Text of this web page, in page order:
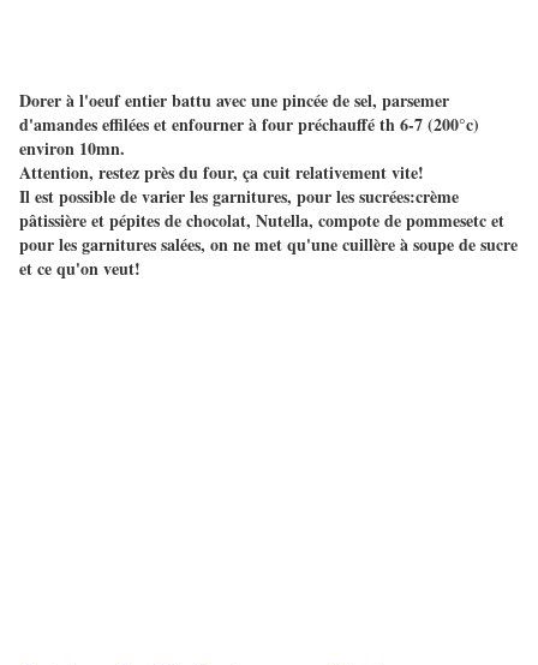
Dorer à l'oeuf entier battu avec une pincée de sel, parsemer
d'amandes effilées et enfourner à four préchauffé th 6-7 (200°c)
environ 10mn.
Attention, restez près du four, ça cuit relativement vite!
Il est possible de varier les garnitures, pour les sucrées:crème
pâtissière et pépites de chocolat, Nutella, compote de pommesetc et
pour les garnitures salées, on ne met qu'une cuillère à soupe de sucre
et ce qu'on veut!